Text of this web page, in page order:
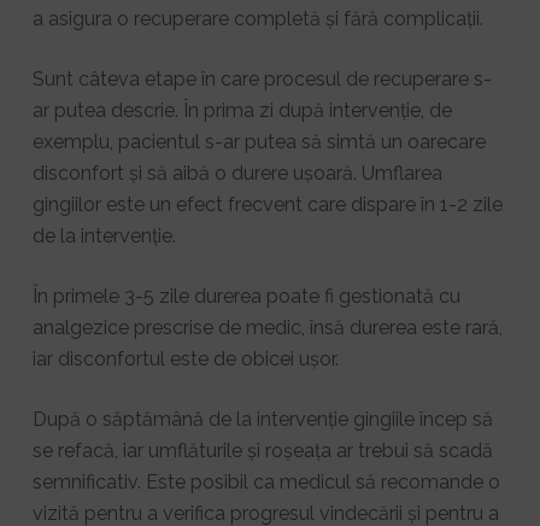
a asigura o recuperare completă și fără complicații.
Sunt câteva etape în care procesul de recuperare s-
ar putea descrie. În prima zi după intervenție, de
exemplu, pacientul s-ar putea să simtă un oarecare
disconfort și să aibă o durere ușoară. Umflarea
gingiilor este un efect frecvent care dispare în 1-2 zile
de la intervenție.
În primele 3-5 zile durerea poate fi gestionată cu
analgezice prescrise de medic, însă durerea este rară,
iar disconfortul este de obicei ușor.
După o săptămână de la intervenție gingiile încep să
se refacă, iar umflăturile și roșeața ar trebui să scadă
semnificativ. Este posibil ca medicul să recomande o
vizită pentru a verifica progresul vindecării și pentru a